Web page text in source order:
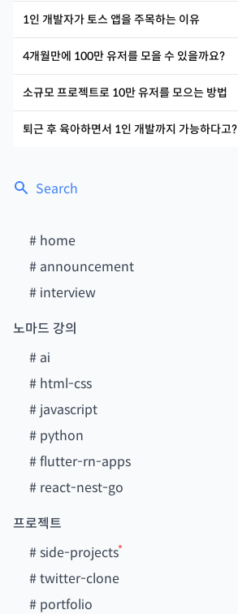
Search
# home
# announcement
# interview
노마드 강의
# ai
# html-css
# javascript
# python
#flutter-rn-apps
# react-nest-go
프로젝트
#side-projects
#twitter-clone
# portfolio
1인 개발자가 토스 앱을 주목하는 이유
4개월만에 100만 유저를 모을 수 있을까요?
소규모 프로젝트로 10만 유저를 모으는 방법
퇴근 후 육아하면서 1인 개발까지 가능하다고?